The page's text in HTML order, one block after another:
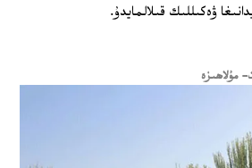
ۋەكىللىك قىلالمايدۇ.
مۇلاھىزە